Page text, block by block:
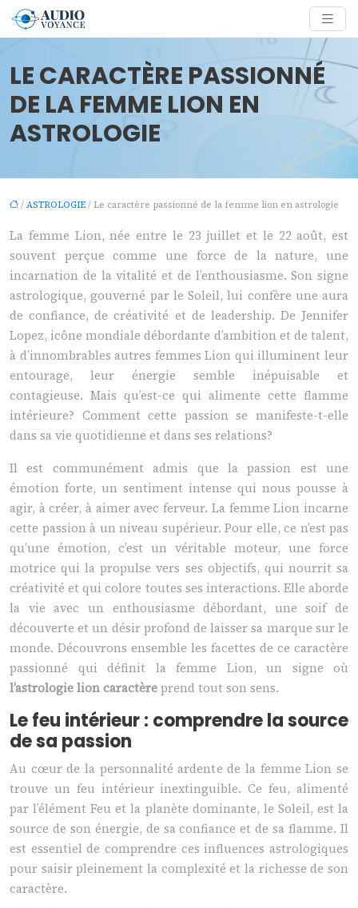
LE CARACTÈRE PASSIONNÉ
DE LA FEMME LION EN
ASTROLOGIE
/ ASTROLOGIE / Le caractère passionné de la femme lion en astrologie
La femme Lion, née entre le 23 juillet et le 22 août, est
souvent perçue comme une force de la nature, une
incarnation de la vitalité et de l’enthousiasme. Son signe
astrologique, gouverné par le Soleil, lui confère une aura
de confiance, de créativité et de leadership. De Jennifer
Lopez, icône mondiale débordante d’ambition et de talent,
à d’innombrables autres femmes Lion qui illuminent leur
entourage, leur énergie semble inépuisable et
contagieuse. Mais qu’est-ce qui alimente cette flamme
intérieure? Comment cette passion se manifeste-t-elle
dans sa vie quotidienne et dans ses relations?
Il est communément admis que la passion est une
émotion forte, un sentiment intense qui nous pousse à
agir, à créer, à aimer avec ferveur. La femme Lion incarne
cette passion à un niveau supérieur. Pour elle, ce n’est pas
qu’une émotion, c’est un véritable moteur, une force
motrice qui la propulse vers ses objectifs, qui nourrit sa
créativité et qui colore toutes ses interactions. Elle aborde
la vie avec un enthousiasme débordant, une soif de
découverte et un désir profond de laisser sa marque sur le
monde. Découvrons ensemble les facettes de ce caractère
passionné qui définit la femme Lion, un signe où
l’astrologie lion caractèreprend tout son sens.
Le feu intérieur : comprendre la source
de sa passion
Au cœur de la personnalité ardente de la femme Lion se
trouve un feu intérieur inextinguible. Ce feu, alimenté
par l’élément Feu et la planète dominante, le Soleil, est la
source de son énergie, de sa confiance et de sa flamme. Il
est essentiel de comprendre ces influences astrologiques
pour saisir pleinement la complexité et la richesse de son
caractère.